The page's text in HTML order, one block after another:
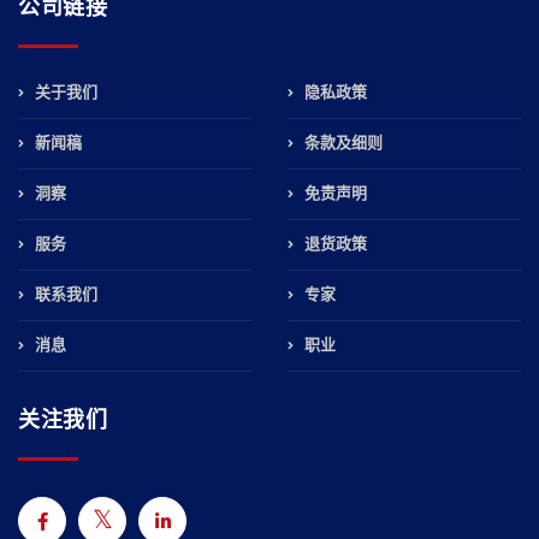
公司链接
关于我们
新闻稿
洞察
服务
联系我们
消息
隐私政策
条款及细则
免责声明
退货政策
专家
职业
关注我们